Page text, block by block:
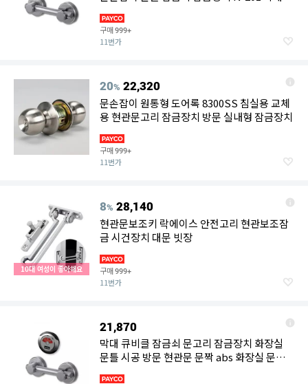
구매999+
11번가
20% 22,320
문손잡이 원통형 도어록 8300SS 침실용 교체
용 현관문고리 잠금장치 방문 실내형 잠금장치
구매999+
11번가
10대 여성이 좋아해요
8% 28,140
현관문보조키 락에이스 안전고리 현관보조잠
금 시건장치 대문 빗장
구매999+
11번가
21,870
막대 큐비클 잠금쇠 문고리 잠금장치 화장실
문틀 시공 방문 현관문 문짝 abs 화장실 문손